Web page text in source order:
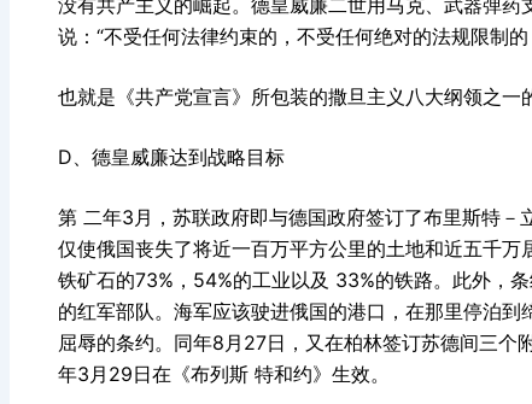
说：“不受任何法律约束的，不受任何绝对的法规限制
也就是《共产党宣言》所包装的撒旦主义八大纲领之一
D、德皇威廉达到战略目标
第 二年3月，苏联政府即与德国政府签订了布里斯特
仅使俄国丧失了将近一百万平方公里的土地和近五千
铁矿石的73%，54%的工业以及 33%的铁路。此外，
的红军部队。海军应该驶进俄国的港口，在那里停泊
屈辱的条约。同年8月27日，又在柏林签订苏德间三个
年3月29日在《布列斯 特和约》生效。